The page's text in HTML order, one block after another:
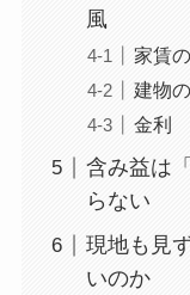
風
家賃
建物
金利
含み益は
らない
現地も見
いのか